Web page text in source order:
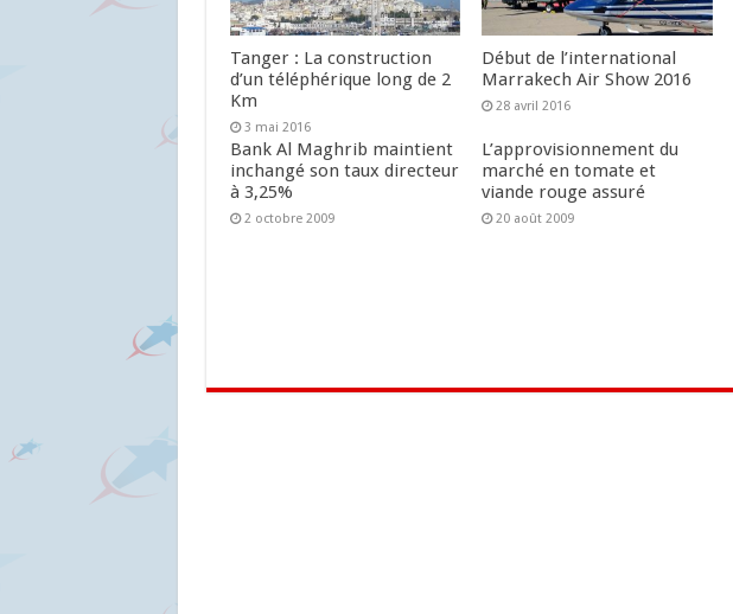
Tanger : La construction
d’un téléphérique long de 2
Km
3 mai 2016
Début de l’international
Marrakech Air Show 2016
28 avril 2016
Bank Al Maghrib maintient
inchangé son taux directeur
à 3,25%
2 octobre 2009
L’approvisionnement du
marché en tomate et
viande rouge assuré
20 août 2009